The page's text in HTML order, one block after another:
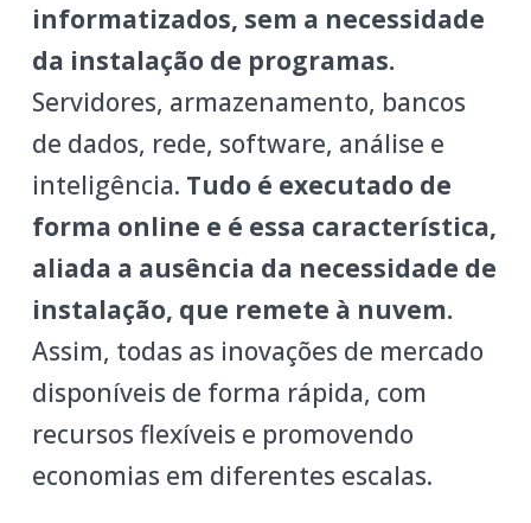
informatizados, sem a necessidade
da instalação de programas.
Servidores, armazenamento, bancos
de dados, rede, software, análise e
inteligência. Tudo é executado de
forma online e é essa característica,
aliada a ausência da necessidade de
instalação, que remete à nuvem.
Assim, todas as inovações de mercado
disponíveis de forma rápida, com
recursos flexíveis e promovendo
economias em diferentes escalas.